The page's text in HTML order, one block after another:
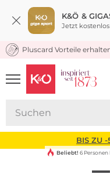
K&Ö &
Jetzt
KOSTENLOSER
Pluscard Vorteile
UNSERE APP
CLICK &
BIS ZU
Beliebt! 6